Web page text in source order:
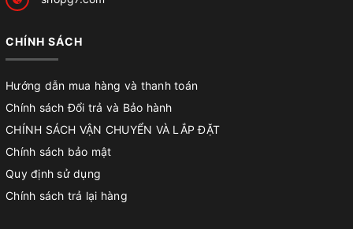
CHÍNH SÁCH
Hướng dẫn mua hàng và thanh toán
Chính sách Đổi trả và Bảo hành
CHÍNH SÁCH VẬN CHUYỂN VÀ LẮP ĐẶT
Chính sách bảo mật
Quy định sử dụng
Chính sách trả lại hàng